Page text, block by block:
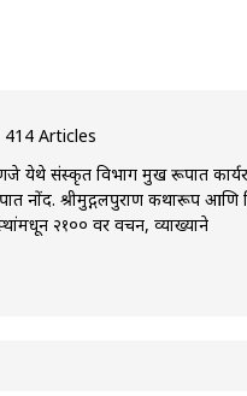
414 Articles
येथे संस्कृत विभाग प्रमुख रूपात
नोंद. श्रीमुद्गलपुराण कथारूप आणि
२१०० वर प्रवचन, व्याख्याने